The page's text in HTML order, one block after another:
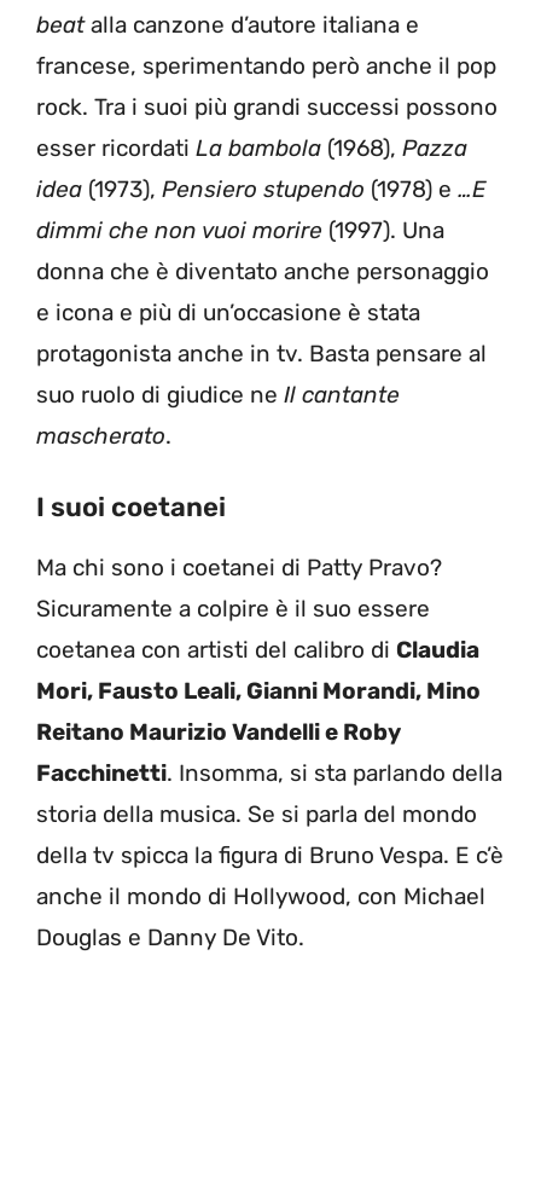
beatalla canzone d’autore italiana e
francese, sperimentando però anche il pop
rock. Tra i suoi più grandi successi possono
esser ricordati La bambola (1968), Pazza
idea (1973), Pensiero stupendo (1978) e …E
dimmi che non vuoi morire (1997). Una
donna che è diventato anche personaggio
e icona e più di un’occasione è stata
protagonista anche in tv. Basta pensare al
suo ruolo di giudice ne Il cantante
mascherato.
I suoi coetanei
Ma chi sono i coetanei di Patty Pravo?
Sicuramente a colpire è il suo essere
coetanea con artisti del calibro di Claudia
Mori, Fausto Leali, Gianni Morandi, Mino
Reitano Maurizio Vandelli e Roby
Facchinetti. Insomma, si sta parlando della
storia della musica. Se si parla del mondo
della tv spicca la figura di Bruno Vespa. E c’è
anche il mondo di Hollywood, con Michael
Douglas e Danny De Vito.